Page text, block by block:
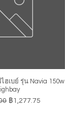
มูลด่วน
ฮเบย์ รุ่น Navia 150w
ราคาขายลด
฿1,277.75